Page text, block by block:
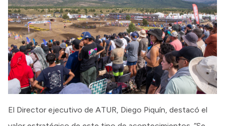
El Director ejecutivo de ATUR, Diego Piquín, destacó el